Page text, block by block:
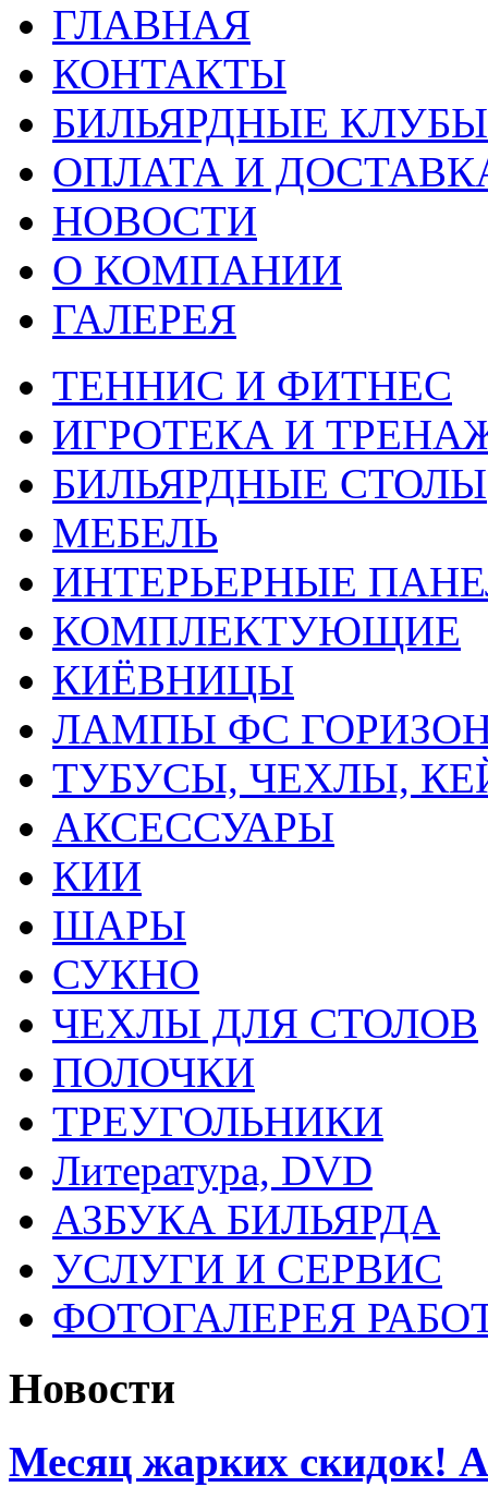
ГЛАВНАЯ
КОНТАКТЫ
БИЛЬЯРДНЫЕ КЛУБЫ
ОПЛАТА И
НОВОСТИ
О КОМПАНИИ
ГАЛЕРЕЯ
ТЕННИС И ФИТНЕС
ИГРОТЕКА И
БИЛЬЯРДНЫЕ СТОЛЫ
МЕБЕЛЬ
ИНТЕРЬЕРНЫЕ
КОМПЛЕКТУЮЩИЕ
КИЁВНИЦЫ
ЛАМПЫ ФС
ТУБУСЫ, ЧЕХЛЫ,
АКСЕССУАРЫ
КИИ
ШАРЫ
СУКНО
ЧЕХЛЫ ДЛЯ СТОЛОВ
ПОЛОЧКИ
ТРЕУГОЛЬНИКИ
Литература, DVD
АЗБУКА БИЛЬЯРДА
УСЛУГИ И СЕРВИС
ФОТОГАЛЕРЕЯ
Новости
Месяц жарких скидок!